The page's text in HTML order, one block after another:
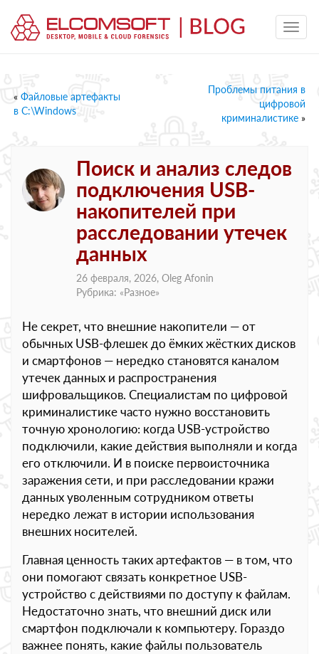
« Файловые артефакты
в C:\Windows
Проблемы питания в
цифровой
криминалистике »
Поиск и анализ следов
подключения USB-
накопителей при
расследовании утечек
данных
26 февраля, 2026, Oleg Afonin
Рубрика: «Разное»
Не секрет, что внешние накопители — от
обычных USB-флешек до ёмких жёстких дисков
и смартфонов — нередко становятся каналом
утечек данных и распространения
шифровальщиков. Специалистам по цифровой
криминалистике часто нужно восстановить
точную хронологию: когда USB-устройство
подключили, какие действия выполняли и когда
его отключили. И в поиске первоисточника
заражения сети, и при расследовании кражи
данных уволенным сотрудником ответы
нередко лежат в истории использования
внешних носителей.
Главная ценность таких артефактов — в том, что
они помогают связать конкретное USB-
устройство с действиями по доступу к файлам.
Недостаточно знать, что внешний диск или
смартфон подключали к компьютеру. Гораздо
важнее понять, какие файлы пользователь